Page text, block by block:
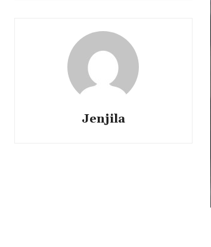
Jenjila